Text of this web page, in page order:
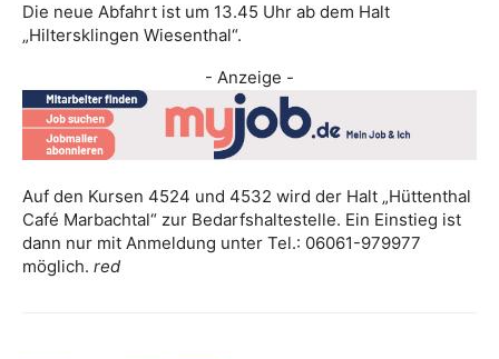
Die neue Abfahrt ist um 13.45 Uhr ab dem Halt
„Hiltersklingen Wiesenthal“.
- Anzeige -
Auf den Kursen 4524 und 4532 wird der Halt „Hüttenthal
Café Marbachtal“ zur Bedarfshaltestelle. Ein Einstieg ist
dann nur mit Anmeldung unter Tel.: 06061-979977
möglich. red